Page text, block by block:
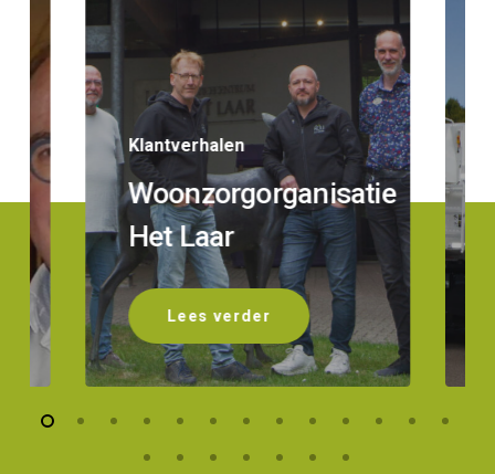
Klantverhalen
Woonzorgorganisatie
Het Laar
Lees verder